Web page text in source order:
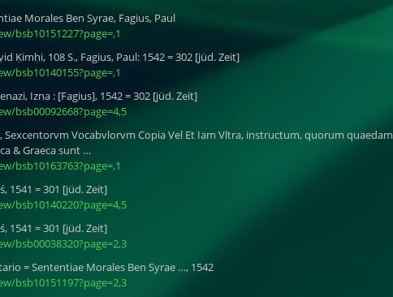
Morales Ben Syrae, Fagius, Paul
bsb10151227?page=,1
Ḳimḥi, 108 S., Fagius, Paul: 1542 = 302 [jüd. Zeit]
bsb10140155?page=,1
Izna : [Fagius], 1542 = 302 [jüd. Zeit]
bsb00092668?page=4,5
Vocabvlorvm Copia Vel Et Iam Vltra, instructum, quorum quaedam
& Graeca sunt …
bsb10163763?page=,1
1541 = 301 [jüd. Zeit]
bsb10140220?page=4,5
1541 = 301 [jüd. Zeit]
bsb00038320?page=2,3
= Sententiae Morales Ben Syrae …, 1542
bsb10151197?page=2,3